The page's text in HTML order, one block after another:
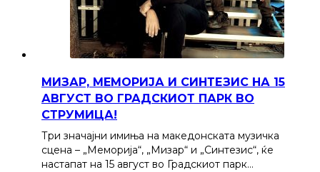
МИЗАР, МЕМОРИЈА И СИНТЕЗИС НА 15
АВГУСТ ВО ГРАДСКИОТ ПАРК ВО
СТРУМИЦА!
Три значајни имиња на македонската музичка
сцена – „Меморија“, „Мизар“ и „Синтезис“, ќе
настапат на 15 август во Градскиот парк…